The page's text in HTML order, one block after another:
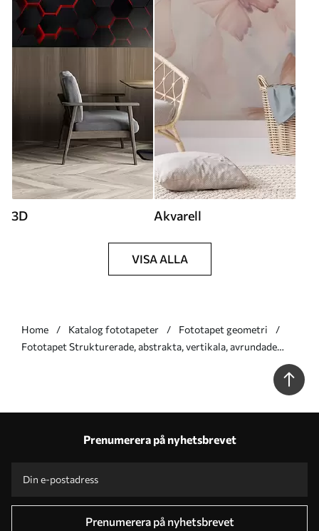
3D Akvarell
VISA ALLA
Home Katalog fototapeter
Fototapet geometri
Fototapet Strukturerade, abstrakta, vertikala, avrundade
rektanglar i dämpade nyanser av brunt, beige och ljusrosa Nr.
Prenumerera på nyhetsbrevet
Prenumerera på nyhetsbrevet